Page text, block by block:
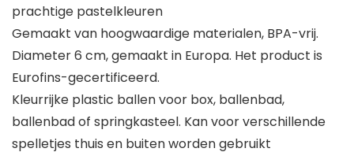
prachtige pastelkleuren
Gemaakt van hoogwaardige materialen, BPA-vrij.
Diameter 6 cm, gemaakt in Europa. Het product is
Eurofins-gecertificeerd.
Kleurrijke plastic ballen voor box, ballenbad,
ballenbad of springkasteel. Kan voor verschillende
spelletjes thuis en buiten worden gebruikt